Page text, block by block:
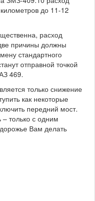
до 11-12
расход
причины должны
стандартного
отправной точкой
469.
только снижение
как некоторые
передний мост.
только с одним
Вам делать